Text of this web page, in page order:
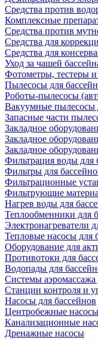
Средства против
Комплексные
Средства против
Средства для
Средства для
Уход за чашей
Фотометры, тестеры
Пылесосы для
Роботы-пылесосы
Вакуумные пылесосы
Запасные части
Закладное
Закладное
Закладное
Фильтрация воды для
Фильтры для
Фильтрационные
Фильтрующие
Нагрев воды для
Теплообменники для
Электронагреватели
Тепловые насосы для
Оборудование для
Противотоки для
Водопады для
Системы аэромассажа
Станции контроля и
Насосы для бассейнов
Центробежные насосы
Канализационные
Дренажные насосы